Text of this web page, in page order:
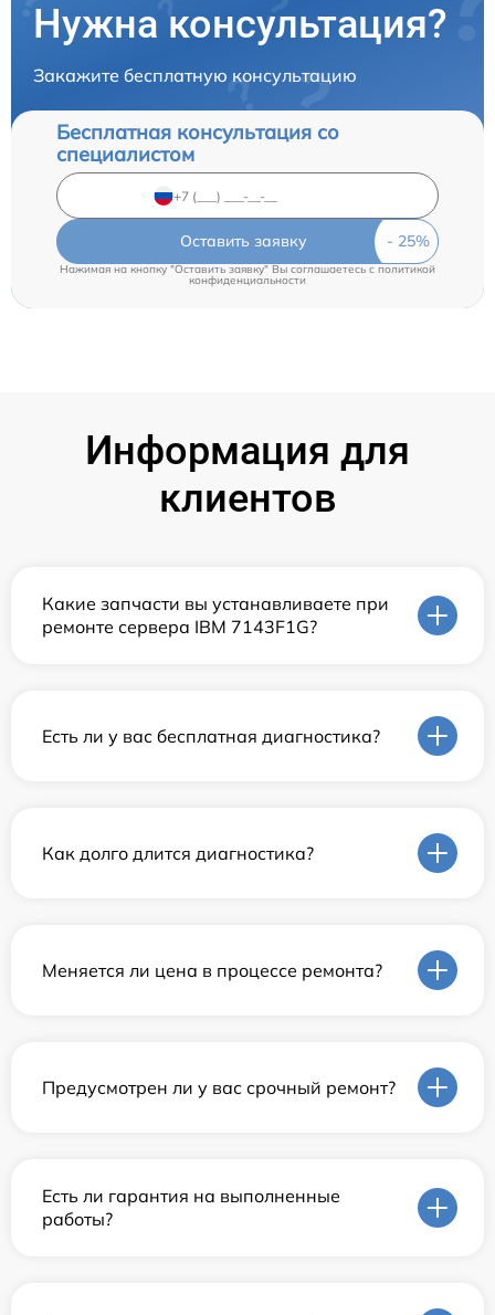
Нужна консультация?
Закажите бесплатную консультацию
Бесплатная консультация со
специалистом
Оставить заявку
Нажимая на кнопку "Оставить заявку" Вы соглашаетесь c политикой
конфиденциальности
Информация для
клиентов
Какие запчасти вы устанавливаете при
ремонте сервера IBM 7143F1G?
Есть ли у вас бесплатная диагностика?
Как долго длится диагностика?
Меняется ли цена в процессе ремонта?
Предусмотрен ли у вас срочный ремонт?
Есть ли гарантия на выполненные
работы?